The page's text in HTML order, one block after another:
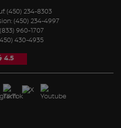
(450) 234-8303
(450) 234-4997
(833) 960-1707
430-4935
4.5